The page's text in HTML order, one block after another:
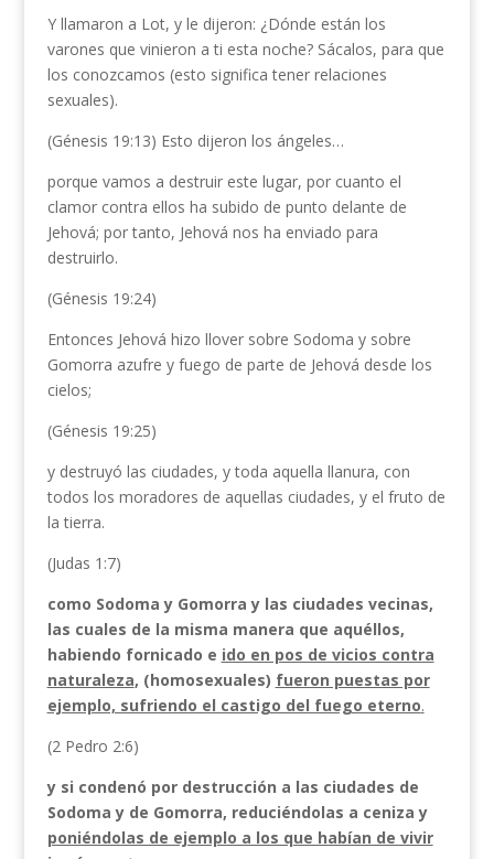
Y llamaron a Lot, y le dijeron: ¿Dónde están los
varones que vinieron a ti esta noche? Sácalos, para que
los conozcamos (esto significa tener relaciones
sexuales).
(Génesis 19:13) Esto dijeron los ángeles…
porque vamos a destruir este lugar, por cuanto el
clamor contra ellos ha subido de punto delante de
Jehová; por tanto, Jehová nos ha enviado para
destruirlo.
(Génesis 19:24)
Entonces Jehová hizo llover sobre Sodoma y sobre
Gomorra azufre y fuego de parte de Jehová desde los
cielos;
(Génesis 19:25)
y destruyó las ciudades, y toda aquella llanura, con
todos los moradores de aquellas ciudades, y el fruto de
la tierra.
(Judas 1:7)
como Sodoma y Gomorra y las ciudades vecinas,
las cuales de la misma manera que aquéllos,
habiendo fornicado e ido en pos de vicios contra
naturaleza, (homosexuales) fueron puestas por
ejemplo, sufriendo el castigo del fuego eterno.
(2 Pedro 2:6)
y si condenó por destrucción a las ciudades de
Sodoma y de Gomorra, reduciéndolas a ceniza y
poniéndolas de ejemplo a los que habían de vivir